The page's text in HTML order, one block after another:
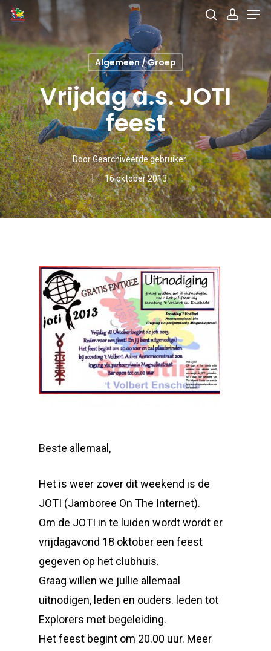
Skip
to
main
content
search
Algemeen / Groep
Vrijdag a.s. JOTI
feest
DoorGearchiveerde gebruiker
16 oktober 2013
Beste allemaal,
Het is weer zover dit weekend is de
JOTI (Jamboree On The Internet).
Om de JOTI in te luiden wordt wordt er
vrijdagavond 18 oktober een feest
gegeven op het clubhuis.
Graag willen we jullie allemaal
uitnodigen, leden en ouders. leden tot
Explorers met begeleiding.
Het feest begint om 20.00 uur. Meer